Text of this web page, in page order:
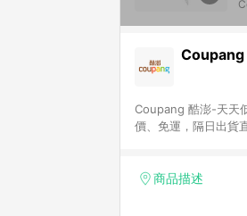
Coupang
Coupang 酷澎-天天
價、免運，隔日出貨
商品描述